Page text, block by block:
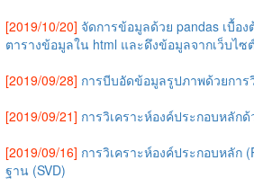
[2019/10/20] จัดการข้อมูลด้วย pandas เบื้อ
ตารางข้อมูลใน html และดึงข้อมูลจากเว็บไซต์
[2019/09/28] การบีบอัดข้อมูลรูปภาพด้วยการ
[2019/09/21] การวิเคราะห์องค์ประกอบหลักด้
[2019/09/16] การวิเคราะห์องค์ประกอบหลัก
ฐาน (SVD)